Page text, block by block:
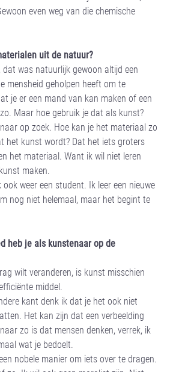
even weg van die chemische
uit de natuur?
dat was natuurlijk gewoon altijd een
mensheid geholpen heeft om te
je er een mand van kan maken of een
Maar hoe gebruik je dat als kunst?
op zoek. Hoe kan je het materiaal zo
het kunst wordt? Dat het iets groters
het materiaal. Want ik wil niet leren
maken.
ook weer een student. Ik leer een nieuwe
nog niet helemaal, maar het begint te
heb je als kunstenaar op de
wilt veranderen, is kunst misschien
middel.
kant denk ik dat je het ook niet
Het kan zijn dat een verbeelding
zo is dat mensen denken, verrek, ik
wat je bedoelt.
nobele manier om iets over te dragen.